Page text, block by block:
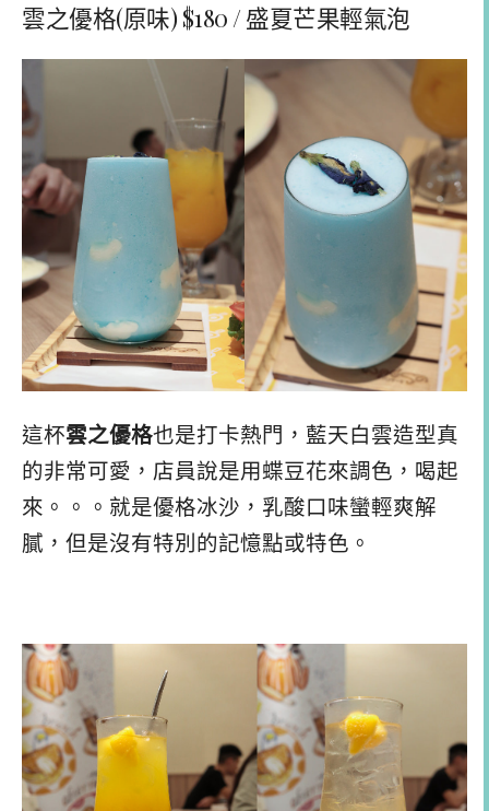
雲之優格(原味) $180 / 盛夏芒果輕氣泡
這杯雲之優格也是打卡熱門，藍天白雲造型真
的非常可愛，店員說是用蝶豆花來調色，喝起
來。。。就是優格冰沙，乳酸口味蠻輕爽解
膩，但是沒有特別的記憶點或特色。